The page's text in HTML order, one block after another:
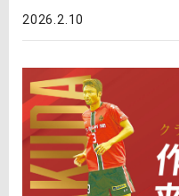
2026.2.10